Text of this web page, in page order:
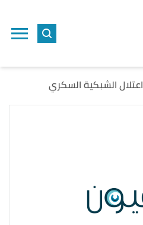
اعتلال الشبكية السكري